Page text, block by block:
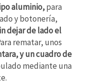
aluminio,para
y botonería,
dejar de lado el
rematar, unos
y un cuadro de
mediante una